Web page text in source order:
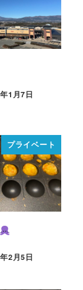
1月7日
プライベート
2月5日